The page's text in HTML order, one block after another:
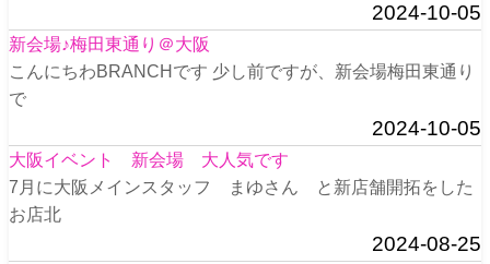
2024-10-05
新会場♪梅田東通り＠大阪
こんにちわBRANCHです 少し前ですが、新会場梅田東通り
で
2024-10-05
大阪イベント 新会場 大人気です
7月に大阪メインスタッフ まゆさん と新店舗開拓をした
お店北
2024-08-25